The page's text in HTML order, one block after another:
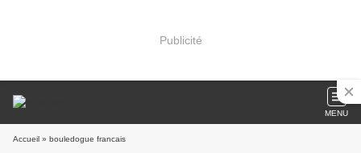
Publicité
MENU
Accueil » bouledogue francais